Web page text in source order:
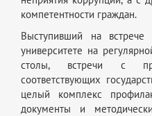
компетентности граждан.
Выступивший на
университете на
столы, встречи с
соответствующих
целый комплекс
документы и